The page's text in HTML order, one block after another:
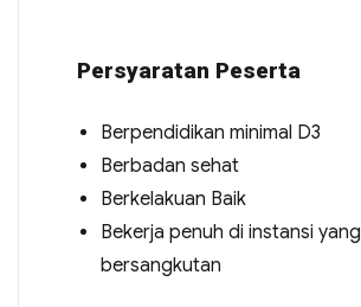
Persyaratan Peserta
Berpendidikan minimal D3
Berbadan sehat
Berkelakuan Baik
Bekerja penuh di instansi yang
bersangkutan